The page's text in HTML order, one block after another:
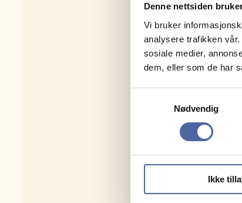
Denne nettsiden
Vi bruker
analysere trafikken
sosiale medier,
dem, eller som de har
Nødvendig
Ikke